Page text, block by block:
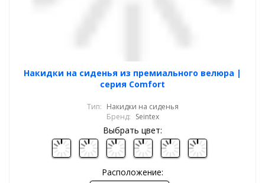
Накидки на сиденья из премиального велюра |
серия Comfort
Тип: Накидки на сиденья
Бренд: Seintex
Выбрать цвет:
Расположение: